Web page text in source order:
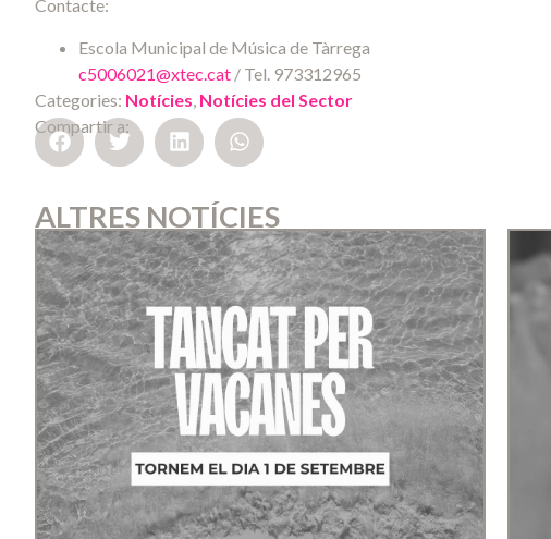
Contacte:
Escola Municipal de Música de Tàrrega
c5006021@xtec.cat / Tel. 973312965
Categories: Notícies Notícies del Sector
Compartir a:
ALTRES NOTÍCIES